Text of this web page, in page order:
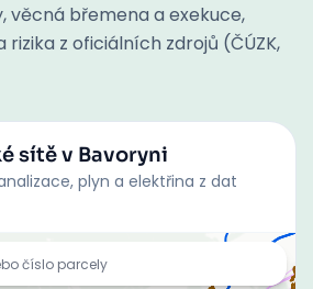
věcná břemena a exekuce,
z oficiálních zdrojů (ČÚZK,
sítěv Bavoryni
plyn a elektřina z dat